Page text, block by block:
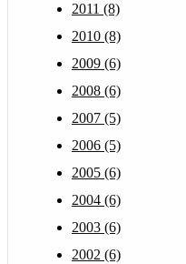
2011 (8)
2010 (8)
2009 (6)
2008 (6)
2007 (5)
2006 (5)
2005 (6)
2004 (6)
2003 (6)
2002 (6)